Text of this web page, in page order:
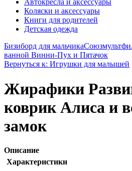
Автокресла и аксессуары
Коляски и аксессуары
Книги для родителей
Детская одежда
Бизиборд для мальчика
ванной Винни-Пух и Пятачок
Вернуться к: Игрушки для малышей
Жирафики
коврик Алиса и
замок
Описание
Характеристики